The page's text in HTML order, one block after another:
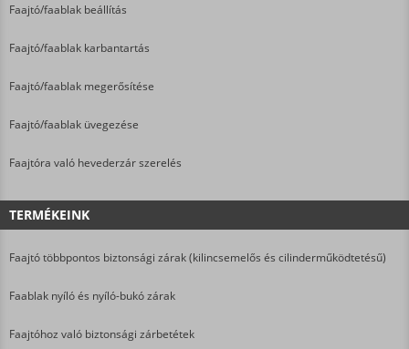
Faajtó/faablak beállítás
Faajtó/faablak karbantartás
Faajtó/faablak megerősítése
Faajtó/faablak üvegezése
Faajtóra való hevederzár szerelés
TERMÉKEINK
Faajtó többpontos biztonsági zárak (kilincsemelős és cilinderműködtetésű)
Faablak nyíló és nyíló-bukó zárak
Faajtóhoz való biztonsági zárbetétek